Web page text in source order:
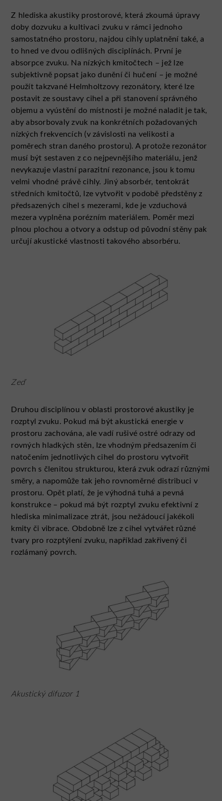
Z hlediska akustiky prostorové, která zkoumá úpravy
doby dozvuku a kultivaci zvuku v rámci jednoho
samostatného prostoru, najdou cihly uplatnění také, a
to hned ve dvou odlišných disciplínách. První je
absorpce zvuku. Na nízkých kmitočtech – jež lze
subjektivně popsat jako dunění či hučení – je možné
použít takzvané Helmholtzovy rezonátory, které lze
postavit ze soustavy cihel a při stanovení správného
objemu a vyústění do místnosti je možné naladit je tak,
aby absorbovaly zvuk na konkrétních požadovaných
nízkých frekvencích (v závislosti na velikosti a
poměrech stran daného prostoru). A protože rezonátor
musí být sestaven z co nejpevnějšího materiálu, jenž
nevykazuje vlastní parazitní rezonance, jsou k tomu
velmi vhodné právě cihly. Jiný absorbér, tentokrát
středních kmitočtů, lze vytvořit v podobě předstěny z
předsazených cihel s mezerami, kde je vzduchová
mezera vyplněna porézním materiálem. Poměr mezi
plnou plochou a otvory a odstup od původní stěny pak
určují akustické vlastnosti takového absorbéru.
Zeď
Druhou disciplínou v oblasti prostorové akustiky je
rozptyl zvuku. Pokud má být akustická energie v
prostoru zachována, ale vadí rušivé ostré odrazy od
rovných hladkých stěn, lze vhodným předsazením či
natočením jednotlivých cihel do prostoru vytvořit
povrch s členitou strukturou, která zvuk odrazí různými
směry, a napomůže tak jeho rovnoměrné distribuci v
prostoru. Opět platí, že je výhodná tuhá a pevná
konstrukce – pokud má být rozptyl zvuku efektivní z
hlediska minimalizace ztrát, jsou nežádoucí jakékoli
kmity či vibrace. Obdobně lze z cihel vytvářet různé
tvary pro rozptýlení zvuku, například zakřivený či
rozlámaný povrch.
Akustický difuzor 1